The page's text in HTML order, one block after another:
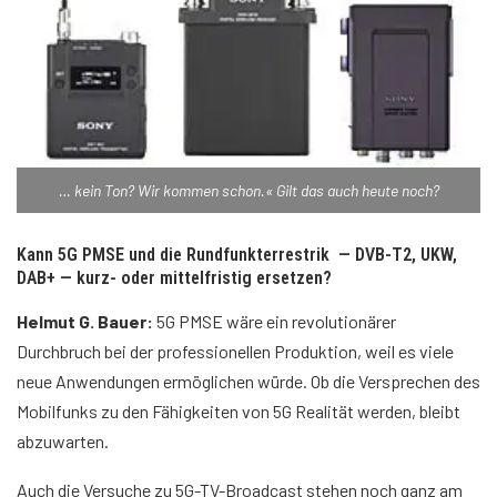
… kein Ton? Wir kommen schon.« Gilt das auch heute noch?
Kann 5G PMSE und die Rundfunkterrestrik — DVB-T2, UKW,
DAB+ — kurz- oder mittelfristig ersetzen?
Helmut G. Bauer: 5G PMSE wäre ein revolutionärer
Durchbruch bei der professionellen Produktion, weil es viele
neue Anwendungen ermöglichen würde. Ob die Versprechen des
Mobilfunks zu den Fähigkeiten von 5G Realität werden, bleibt
abzuwarten.
Auch die Versuche zu 5G-TV-Broadcast stehen noch ganz am